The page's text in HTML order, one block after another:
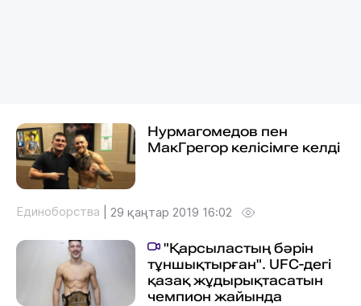
Нурмагомедов пен
МакГрегор келісімге келді
Единоборства 29 қаңтар 2019 16:02
"Қарсыластың бәрін
тұншықтырған". UFC-дегі
қазақ жұдырықтасатын
чемпион жайында